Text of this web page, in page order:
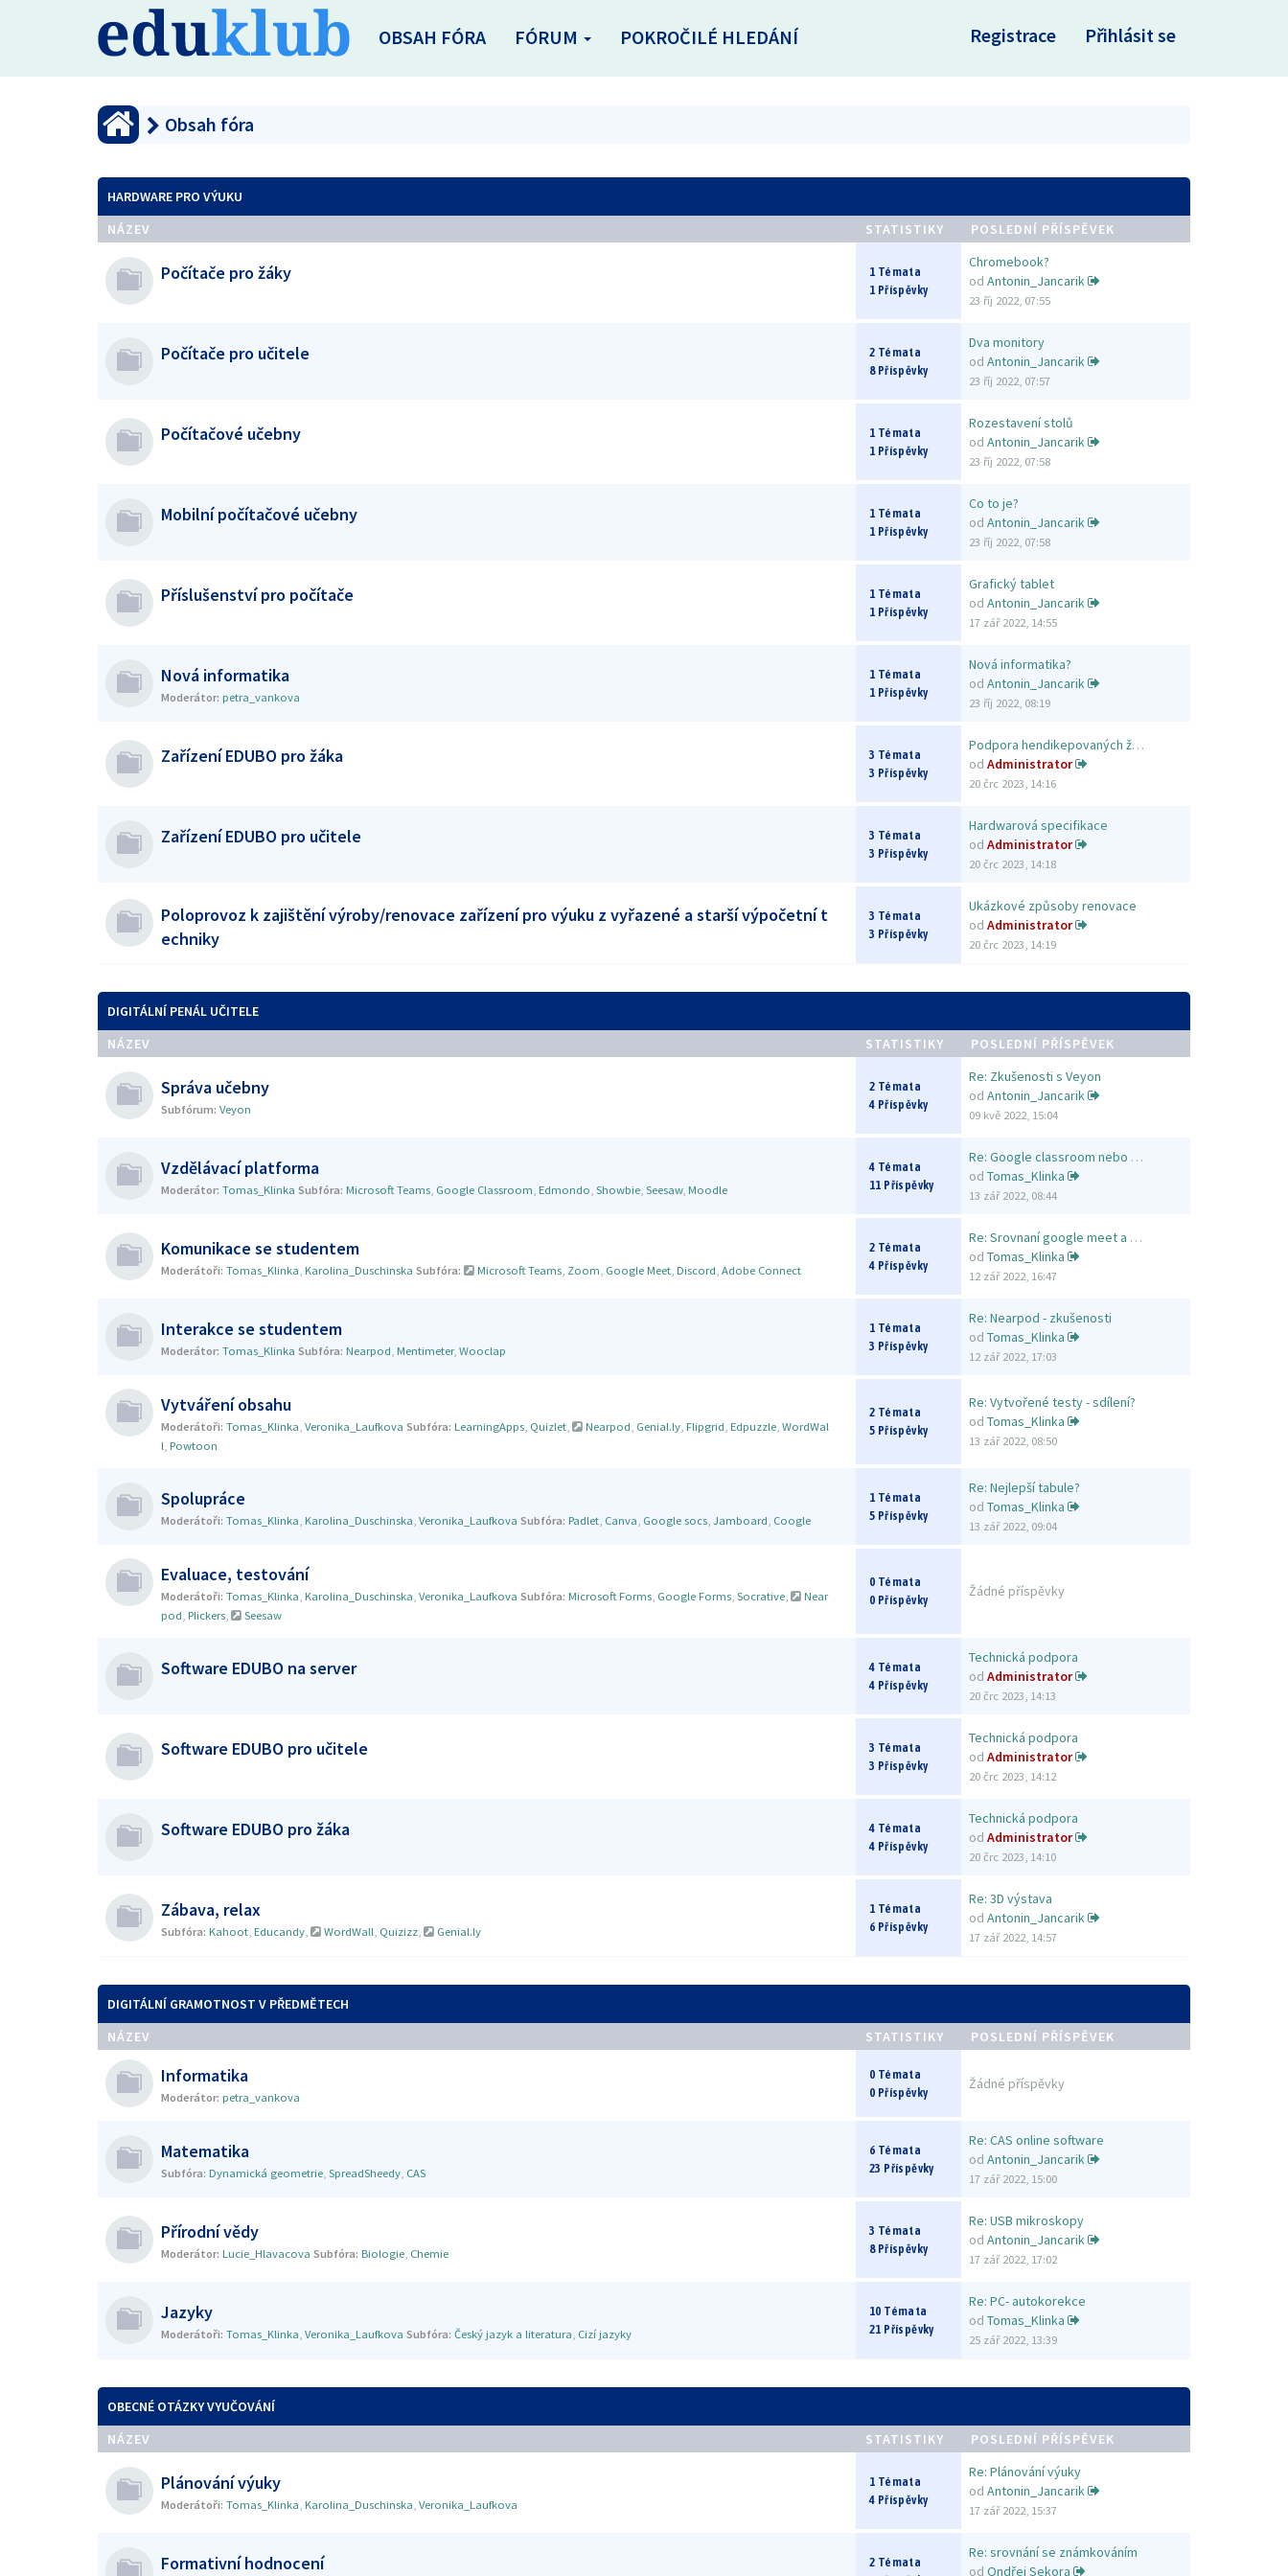
OBSAH FÓRA FÓRUM POKROČILÉ HLEDÁNÍ Registrace Přihlásit se
Obsah fóra
HARDWARE PRO VÝUKU
NÁZEV
STATISTIKY POSLEDNÍ PŘÍSPĚVEK
Počítače pro žáky
1 Témata
1 Příspěvky
Chromebook?
od Antonin_Jancarik
23 říj 2022, 07:55
Počítače pro učitele
2 Témata
8 Příspěvky
Dva monitory
od Antonin_Jancarik
23 říj 2022, 07:57
Počítačové učebny
1 Témata
1 Příspěvky
Rozestavení stolů
od Antonin_Jancarik
23 říj 2022, 07:58
Mobilní počítačové učebny
1 Témata
1 Příspěvky
Co to je?
od Antonin_Jancarik
23 říj 2022, 07:58
Příslušenství pro počítače
1 Témata
1 Příspěvky
Grafický tablet
od Antonin_Jancarik
17 zář 2022, 14:55
Nová informatika
Moderátor: petra_vankova
1 Témata
1 Příspěvky
Nová informatika?
od Antonin_Jancarik
23 říj 2022, 08:19
Zařízení EDUBO pro žáka
3 Témata
3 Příspěvky
Podpora hendikepovaných žáků
od Administrator
20 črc 2023, 14:16
Zařízení EDUBO pro učitele
3 Témata
3 Příspěvky
Hardwarová specifikace
od Administrator
20 črc 2023, 14:18
Poloprovoz k zajištění výroby/renovace zařízení pro výuku z vyřazené a starší výpočetní t
echniky
3 Témata
3 Příspěvky
Ukázkové způsoby renovace
od Administrator
20 črc 2023, 14:19
DIGITÁLNÍ PENÁL UČITELE
NÁZEV
STATISTIKY POSLEDNÍ PŘÍSPĚVEK
Správa učebny
Subfórum: Veyon
2 Témata
4 Příspěvky
Re: Zkušenosti s Veyon
od Antonin_Jancarik
09 kvě 2022, 15:04
Vzdělávací platforma
Moderátor: Tomas_Klinka Subfóra: Microsoft Teams, Google Classroom, Edmondo, Showbie, Seesaw, Moodle
4 Témata
11 Příspěvky
Re: Google classroom nebo MS …
od Tomas_Klinka
13 zář 2022, 08:44
Komunikace se studentem
Moderátoři: Tomas_Klinka, Karolina_Duschinska Subfóra: Microsoft Teams, Zoom, Google Meet, Discord, Adobe Connect
2 Témata
4 Příspěvky
Re: Srovnaní google meet a Zo…
od Tomas_Klinka
12 zář 2022, 16:47
Interakce se studentem
Moderátor: Tomas_Klinka Subfóra: Nearpod, Mentimeter, Wooclap
1 Témata
3 Příspěvky
Re: Nearpod - zkušenosti
od Tomas_Klinka
12 zář 2022, 17:03
Vytváření obsahu
Moderátoři: Tomas_Klinka, Veronika_Laufkova Subfóra: LearningApps, Quizlet, Nearpod, Genial.ly, Flipgrid, Edpuzzle, WordWal
l, Powtoon
2 Témata
5 Příspěvky
Re: Vytvořené testy - sdílení?
od Tomas_Klinka
13 zář 2022, 08:50
Spolupráce
Moderátoři: Tomas_Klinka, Karolina_Duschinska, Veronika_Laufkova Subfóra: Padlet, Canva, Google socs, Jamboard, Coogle
1 Témata
5 Příspěvky
Re: Nejlepší tabule?
od Tomas_Klinka
13 zář 2022, 09:04
Evaluace, testování
Moderátoři: Tomas_Klinka, Karolina_Duschinska, Veronika_Laufkova Subfóra: Microsoft Forms, Google Forms, Socrative,
Near
pod, Plickers, Seesaw
0 Témata
0 Příspěvky
Žádné příspěvky
Software EDUBO na server
4 Témata
4 Příspěvky
Technická podpora
od Administrator
20 črc 2023, 14:13
Software EDUBO pro učitele
3 Témata
3 Příspěvky
Technická podpora
od Administrator
20 črc 2023, 14:12
Software EDUBO pro žáka
4 Témata
4 Příspěvky
Technická podpora
od Administrator
20 črc 2023, 14:10
Zábava, relax
Subfóra: Kahoot, Educandy, WordWall, Quizizz, Genial.ly
1 Témata
6 Příspěvky
Re: 3D výstava
od Antonin_Jancarik
17 zář 2022, 14:57
DIGITÁLNÍ GRAMOTNOST V PŘEDMĚTECH
NÁZEV
STATISTIKY POSLEDNÍ PŘÍSPĚVEK
Informatika
Moderátor: petra_vankova
0 Témata
0 Příspěvky
Žádné příspěvky
Matematika
Subfóra: Dynamická geometrie, SpreadSheedy, CAS
6 Témata
23 Příspěvky
Re: CAS online software
od Antonin_Jancarik
17 zář 2022, 15:00
Přírodní vědy
Moderátor: Lucie_Hlavacova Subfóra: Biologie, Chemie
3 Témata
8 Příspěvky
Re: USB mikroskopy
od Antonin_Jancarik
17 zář 2022, 17:02
Jazyky
Moderátoři: Tomas_Klinka, Veronika_Laufkova Subfóra: Český jazyk a literatura, Cizí jazyky
10 Témata
21 Příspěvky
Re: PC- autokorekce
od Tomas_Klinka
25 zář 2022, 13:39
OBECNÉ OTÁZKY VYUČOVÁNÍ
NÁZEV
STATISTIKY POSLEDNÍ PŘÍSPĚVEK
Plánování výuky
Moderátoři: Tomas_Klinka, Karolina_Duschinska, Veronika_Laufkova
1 Témata
4 Příspěvky
Re: Plánování výuky
od Antonin_Jancarik
17 zář 2022, 15:37
Formativní hodnocení
2 Témata
Re: srovnání se známkováním
od Ondřej Sekora